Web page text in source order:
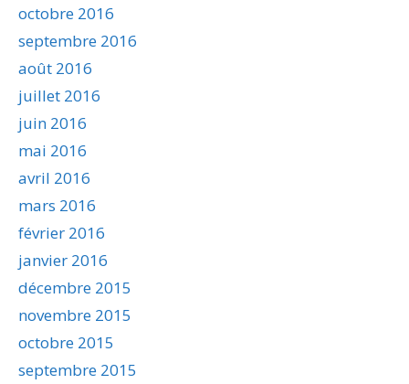
octobre 2016
septembre 2016
août 2016
juillet 2016
juin 2016
mai 2016
avril 2016
mars 2016
février 2016
janvier 2016
décembre 2015
novembre 2015
octobre 2015
septembre 2015